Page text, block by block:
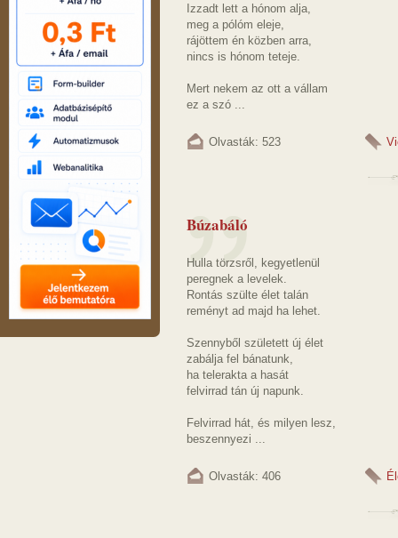
Izzadt lett a hónom alja,
meg a pólóm eleje,
rájöttem én közben arra,
nincs is hónom teteje.
Mert nekem az ott a vállam
ez a szó ...
Olvasták: 523
Búzabáló
Hulla törzsről, kegyetlenül
peregnek a levelek.
Rontás szülte élet talán
reményt ad majd ha lehet.
Szennyből született új élet
zabálja fel bánatunk,
ha telerakta a hasát
felvirrad tán új napunk.
Felvirrad hát, és milyen lesz,
beszennyezi ...
Olvasták: 406